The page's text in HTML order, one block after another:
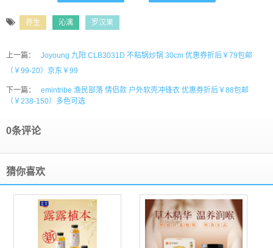
养生 沁漓 罗汉果
上一篇：
Joyoung 九阳 CLB3031D 不粘锅炒锅 30cm 优惠券折后￥79包邮
（￥99-20）京东￥99
下一篇：
emintribe 渔民部落 情侣款 户外软壳冲锋衣 优惠券折后￥88包邮
（￥238-150）多色可选
0条评论
猜你喜欢